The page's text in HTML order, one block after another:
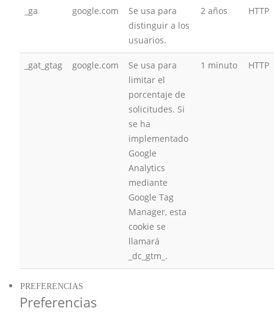
_ga google.com
Se usa para
distinguir a los
usuarios.
2 años HTTP
_gat_gtag google.com
Se usa para
limitar el
porcentaje de
solicitudes. Si
se ha
implementado
Google
Analytics
mediante
Google Tag
Manager, esta
cookie se
llamará
_dc_gtm_.
1 minuto HTTP
PREFERENCIAS
Preferencias